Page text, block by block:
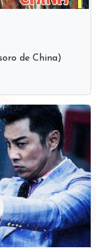
de China)